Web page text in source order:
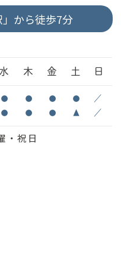
から徒歩7分
水 木 金 土 日
● ● ● ● ／
● ● ● ▲ ／
祝日